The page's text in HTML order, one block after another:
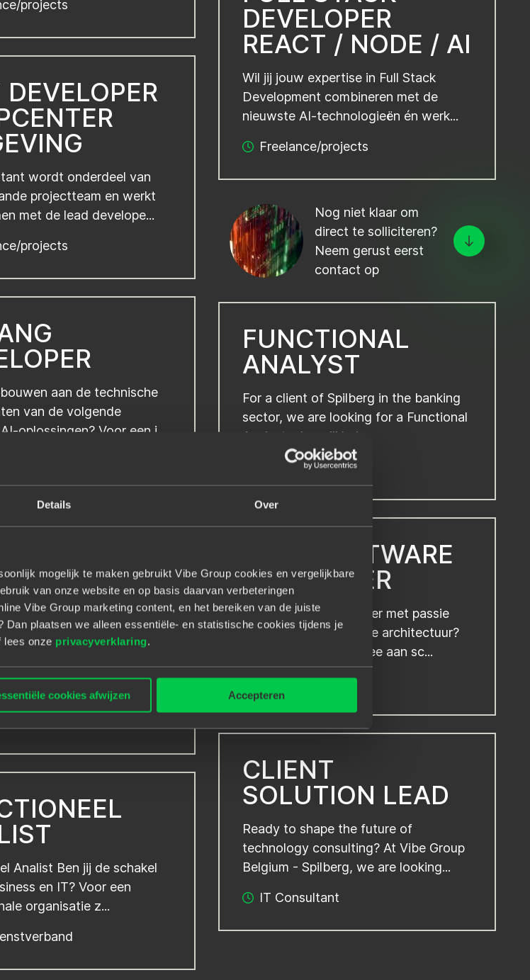
Details Over
mogelijk te maken gebruikt Vibe Group cookies en vergelijkbare
van onze website en op basis daarvan verbeteringen
Vibe Group marketing content, en het bereiken van de juiste
Dan plaatsen we alleen essentiële- en statistische cookies tijdens je
lees onze privacyverklaring.
cookies afwijzen Accepteren
projects
wordt onderdeel van
projectteam en werkt
met de lead develope...
projects
DEVELOPER
REACT / NODE / AI
Wil jij jouw expertise in Full Stack
Development combineren met de
nieuwste AI-technologieën én werk...
Freelance/projects
aan de technische
van de volgende
oplossingen? Voor een i...
Nog niet klaar om
direct te solliciteren?
Neem gerust eerst
contact op
ervaren
met een
kwaliteit en complexe IT-
FUNCTIONAL
ANALYST
For a client of Spilberg in the banking
sector, we are looking for a Functional
Analyst who will hel...
Freelance/projects
Analist Ben jij de schakel
en IT? Voor een
organisatie z...
JAVA SOFTWARE
DEVELOPER
Ervaren Java Developer met passie
voor cloud en moderne architectuur?
In deze rol bouw je mee aan sc...
Vast dienstverband
CLIENT
SOLUTION LEAD
Ready to shape the future of
technology consulting? At Vibe Group
Belgium - Spilberg, we are looking...
IT Consultant